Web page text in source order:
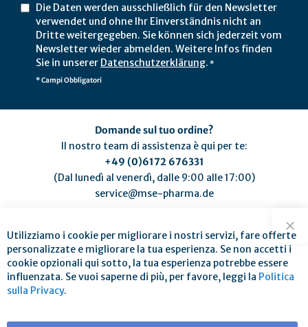
Die Daten werden ausschließlich für den Newsletter
verwendet und ohne Ihr Einverständnis nicht an
Dritte weitergegeben. Sie können sich jederzeit vom
Newsletter wieder abmelden. Weitere Infos finden
Sie in unserer Datenschutzerklärung. *
* Campi Obbligatori
Domande sul tuo ordine?
Il nostro team di assistenza è qui per te:
+49 (0)6172 676331
(Dal lunedì al venerdì, dalle 9:00 alle 17:00)
service@mse-pharma.de
Spedizione gratuita per ordini superiori a € 25
Utilizziamo i cookie per migliorare i nostri servizi, fare offerte
personalizzate e migliorare la tua esperienza. Se non accetti i
cookie opzionali qui sotto, la tua esperienza potrebbe essere
influenzata. Se vuoi saperne di più, per favore, leggi la Politica
sulla Privacy.